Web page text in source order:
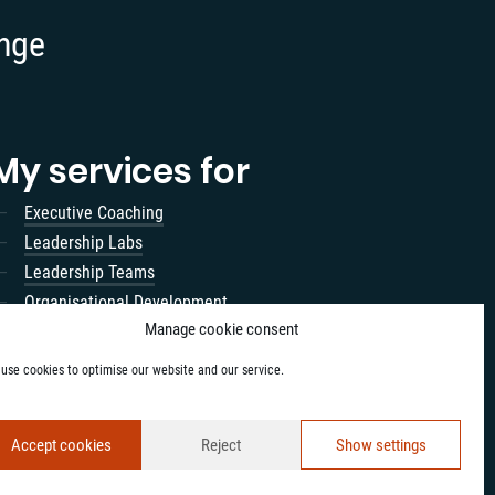
Manage cookie consent
use cookies to optimise our website and our service.
Accept cookies Reject Show settings
services for
Executive Coaching
Leadership Labs
Leadership Teams
Organisational Development
Oliver König Privacy Policy Contact